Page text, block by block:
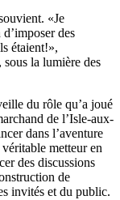
«Je
des
étaient!»,
sous la lumière des
du rôle qu’a joué
de l’Isle-aux-
dans l’aventure
metteur en
des discussions
de
invités et du public.